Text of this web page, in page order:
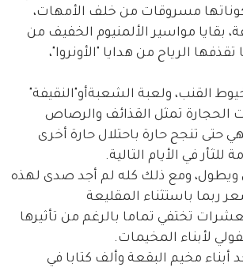
مسروقات من خلف الأمهات،
بقايا مواسير الألمنيوم الخفيف من
الرياح من هدايا "الأونروا"،
القنب، ولعبة الشعبةأو"النقيفة"
الحجارة تمثل القذائف والرصاص
حتى تنجح حارة باحتلال حارة أخرى
في الأيام التالية.
ويطول، ومع ذلك كله لم أجد صدى لهذه
ربما باستثناء المقليعة
تختفي تماما بالرغم من تأثيرها
لأبناء المخيمات.
مخيم البقعة وألف كتابا في